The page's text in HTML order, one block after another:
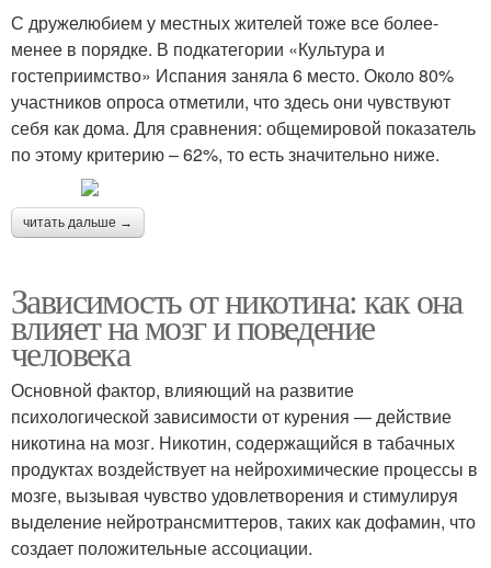
С дружелюбием у местных жителей тоже все более-
менее в порядке. В подкатегории «Культура и
гостеприимство» Испания заняла 6 место. Около 80%
участников опроса отметили, что здесь они чувствуют
себя как дома. Для сравнения: общемировой показатель
по этому критерию – 62%, то есть значительно ниже.
читать дальше →
Зависимость от никотина: как она
влияет на мозг и поведение
человека
Основной фактор, влияющий на развитие
психологической зависимости от курения — действие
никотина на мозг. Никотин, содержащийся в табачных
продуктах воздействует на нейрохимические процессы в
мозге, вызывая чувство удовлетворения и стимулируя
выделение нейротрансмиттеров, таких как дофамин, что
создает положительные ассоциации.